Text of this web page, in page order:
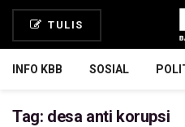
TULIS
INFO KBB SOSIAL
Tag: desa anti korupsi